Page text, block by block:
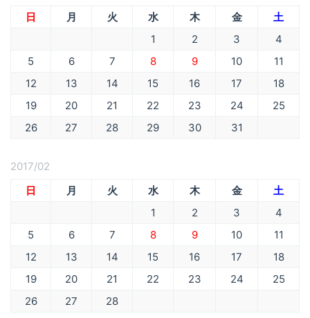
日
月 火 水 木 金
土
1
2 3
4
5
6 7 8 9 10
11
12
13 14 15 16 17
18
19
20 21 22 23 24
25
26
27 28 29 30 31
2017/02
日
月 火 水 木 金
土
1
2 3
4
5
6 7 8 9 10
11
12
13 14 15 16 17
18
19
20 21 22 23 24
25
26
27 28